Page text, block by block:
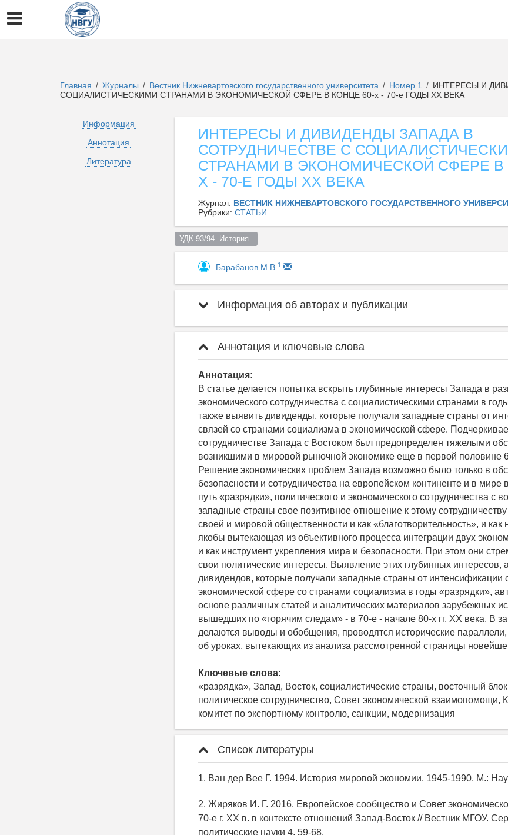
Главная / Журналы / Вестник Нижневартовского государственного университета / Номер 1 / ИНТЕРЕСЫ И
СОЦИАЛИСТИЧЕСКИМИ СТРАНАМИ В ЭКОНОМИЧЕСКОЙ СФЕРЕ В КОНЦЕ 60-х - 70-е ГОДЫ ХХ ВЕКА
Информация
Аннотация
Литература
ИНТЕРЕСЫ И ДИВИДЕНДЫ ЗАПАДА В
СОТРУДНИЧЕСТВЕ С
СТРАНАМИ В ЭКОНОМИЧЕСКОЙ СФЕРЕ В
Х - 70-Е ГОДЫ ХХ ВЕКА
Журнал: ВЕСТНИК НИЖНЕВАРТОВСКОГО ГОСУДАРСТВЕННОГО
Рубрики: СТАТЬИ
УДК 93/94  История
Барабанов М В 1
Информация об авторах и публикации
Аннотация и ключевые слова
Аннотация:
В статье делается попытка вскрыть глубинные интересы Запада в
экономического сотрудничества с социалистическими странами в
также выявить дивиденды, которые получали западные страны от
связей со странами социализма в экономической сфере.
сотрудничестве Запада с Востоком был предопределен тяжелыми
возникшими в мировой рыночной экономике еще в первой половине
Решение экономических проблем Запада возможно было только в
безопасности и сотрудничества на европейском континенте и в мире
путь «разрядки», политического и экономического сотрудничества с
западные страны свое позитивное отношение к этому
своей и мировой общественности и как «благотворительность», и как
якобы вытекающая из объективного процесса интеграции двух
и как инструмент укрепления мира и безопасности. При этом они
свои политические интересы. Выявление этих глубинных интересов,
дивидендов, которые получали западные страны от интенсификации
экономической сфере со странами социализма в годы «разрядки»,
основе различных статей и аналитических материалов зарубежных
вышедших по «горячим следам» - в 70-е - начале 80-х гг. ХХ века. В
делаются выводы и обобщения, проводятся исторические параллели,
об уроках, вытекающих из анализа рассмотренной страницы
Ключевые слова:
«разрядка», Запад, Восток, социалистические страны, восточный
политическое сотрудничество, Совет экономической взаимопомощи,
комитет по экспортному контролю, санкции, модернизация
Список литературы
1. Ван дер Bee Г. 1994. История мировой экономии. 1945-1990. М.:
2. Жиряков И. Г. 2016. Европейское сообщество и Совет
70-е г. ХХ в. в контексте отношений Запад-Восток // Вестник МГОУ.
политические науки 4, 59-68.